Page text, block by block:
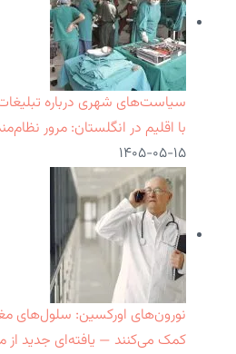
سیاست‌های شهری درباره
با اقلیم در انگلستان: مرور
۱۴۰۵-۰۵-۱۵
نورون‌های اورکسین: سلول‌های
کمک می‌کنند — یافته‌ای جدید